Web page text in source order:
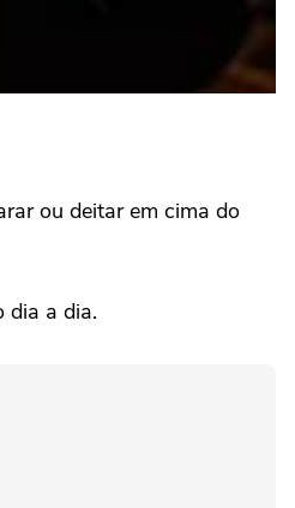
ou deitar em cima do
dia a dia.